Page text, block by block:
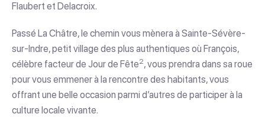
Flaubert et Delacroix.
Passé La Châtre, le chemin vous mènera à Sainte-Sévère-
sur-Indre, petit village des plus authentiques où François,
célèbre facteur de Jour de Fête2, vous prendra dans sa roue
pour vous emmener à la rencontre des habitants, vous
offrant une belle occasion parmi d’autres de participer à la
culture locale vivante.